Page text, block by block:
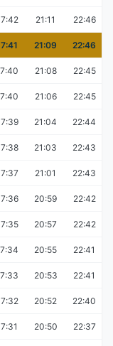
21:11 22:46
21:09 22:46
21:08 22:45
21:06 22:45
21:04 22:44
21:03 22:43
21:01 22:43
20:59 22:42
20:57 22:42
20:55 22:41
20:53 22:41
20:52 22:40
20:50 22:37